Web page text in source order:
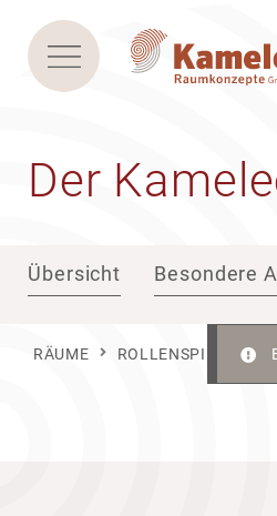
Der
Übersicht Besondere
RÄUME ROLLENSPIELRAUM